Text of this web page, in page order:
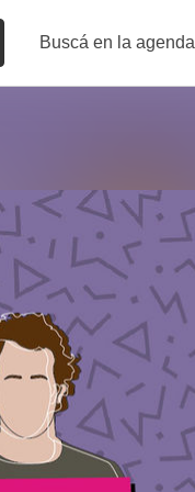
Buscá en la agenda